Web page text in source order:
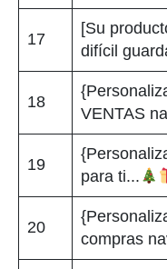
17
[Su
difícil
18
VENTAS
19
para ti...
20
compras